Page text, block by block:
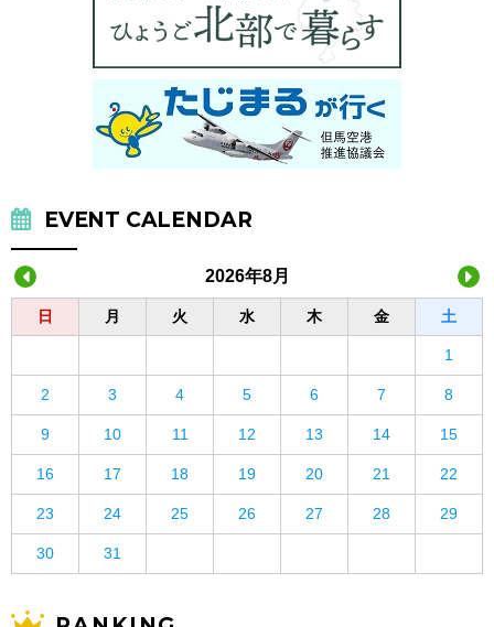
EVENT CALENDAR
2026年8月
日 月 火 水 木 金 土
1
2 3 4 5 6 7 8
9 10 11 12 13 14 15
16 17 18 19 20 21 22
23 24 25 26 27 28 29
30 31